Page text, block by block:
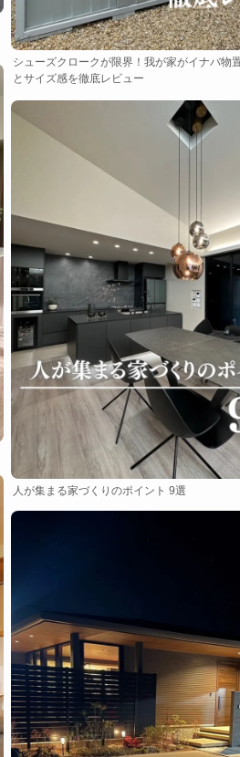
シューズクロークが限界！我が家がイナバ物
とサイズ感を徹底レビュー
人が集まる家づくりのポイント 9選